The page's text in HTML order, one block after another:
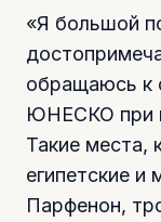
«Я большой
обращаюсь к
ЮНЕСКО при
Такие места,
египетские и
Парфенон,